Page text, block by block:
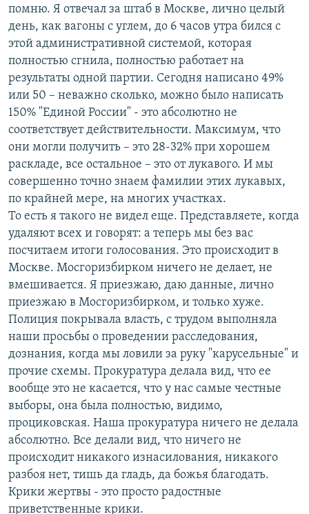
помню. Я отвечал за штаб в Москве, лично целый
день, как вагоны с углем, до 6 часов утра бился с
этой административной системой, которая
полностью сгнила, полностью работает на
результаты одной партии. Сегодня написано 49%
или 50 – неважно сколько, можно было написать
150% "Единой России" - это абсолютно не
соответствует действительности. Максимум, что
они могли получить – это 28-32% при хорошем
раскладе, все остальное – это от лукавого. И мы
совершенно точно знаем фамилии этих лукавых,
по крайней мере, на многих участках.
То есть я такого не видел еще. Представляете, когда
удаляют всех и говорят: а теперь мы без вас
посчитаем итоги голосования. Это происходит в
Москве. Мосгоризбирком ничего не делает, не
вмешивается. Я приезжаю, даю данные, лично
приезжаю в Мосгоризбирком, и только хуже.
Полиция покрывала власть, с трудом выполняла
наши просьбы о проведении расследования,
дознания, когда мы ловили за руку "карусельные" и
прочие схемы. Прокуратура делала вид, что ее
вообще это не касается, что у нас самые честные
выборы, она была полностью, видимо,
проциковская. Наша прокуратура ничего не делала
абсолютно. Все делали вид, что ничего не
происходит никакого изнасилования, никакого
разбоя нет, тишь да гладь, да божья благодать.
Крики жертвы - это просто радостные
приветственные крики.